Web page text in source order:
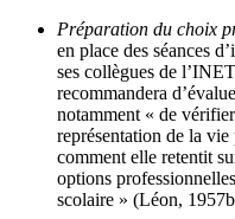
Préparation du choix
en place des séances
ses collègues de
recommandera
notamment « de
représentation de la
comment elle retentit
options
scolaire » (Léon,